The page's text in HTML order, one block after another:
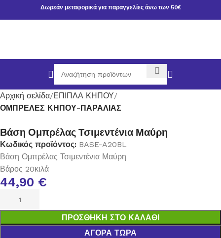
Δωρεάν μεταφορικά για παραγγελίες άνω των 50€
Αρχική σελίδα ΕΠΙΠΛΑ ΚΗΠΟΥ
ΟΜΠΡΕΛΕΣ ΚΗΠΟΥ-ΠΑΡΑΛΙΑΣ
Βάση Ομπρέλας Τσιμεντένια Μαύρη
Κωδικός προϊόντος: BASE-A20BL
Βάση Ομπρέλας Τσιμεντένια Μαύρη
Βάρος 20κιλά
44,90 €
ΠΡΟΣΘΉΚΗ ΣΤΟ ΚΑΛΆΘΙ
ΑΓΟΡΆ ΤΏΡΑ